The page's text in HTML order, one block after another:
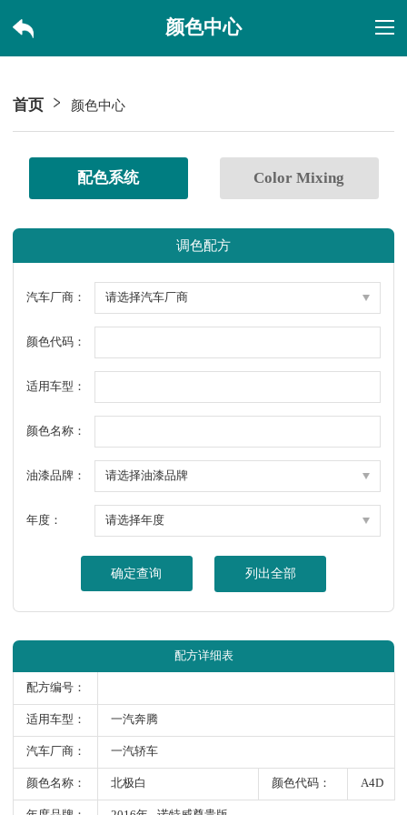
颜色中心
首页 颜色中心
配色系统 Color Mixing
调色配方
汽车厂商：
颜色代码：
适用车型：
颜色名称：
油漆品牌：
年度：
确定查询 列出全部
配方详细表
配方编号：
适用车型： 一汽奔腾
汽车厂商： 一汽轿车
颜色名称： 北极白 颜色代码： A4D